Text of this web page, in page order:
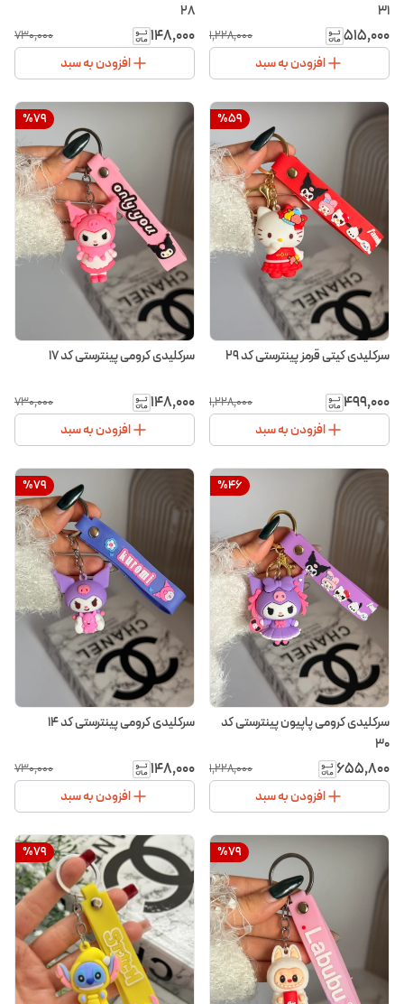
۳۱
۵۱۵٬۰۰۰ ۱٬۲۲۸٬۰۰۰
افزودن به سبد
۲۸
۱۴۸٬۰۰۰ ۷۳۰٬۰۰۰
افزودن به سبد
%59
سرکلیدی کیتی قرمز پینترستی کد ۲۹
۴۹۹٬۰۰۰ ۱٬۲۲۸٬۰۰۰
افزودن به سبد
%79
سرکلیدی کرومی پینترستی کد ۱۷
۱۴۸٬۰۰۰ ۷۳۰٬۰۰۰
افزودن به سبد
%46
سرکلیدی کرومی پاپیون پینترستی کد
۳۰
۶۵۵٬۸۰۰ ۱٬۲۲۸٬۰۰۰
افزودن به سبد
%79
سرکلیدی کرومی پینترستی کد ۱۴
۱۴۸٬۰۰۰ ۷۳۰٬۰۰۰
افزودن به سبد
%79
%79